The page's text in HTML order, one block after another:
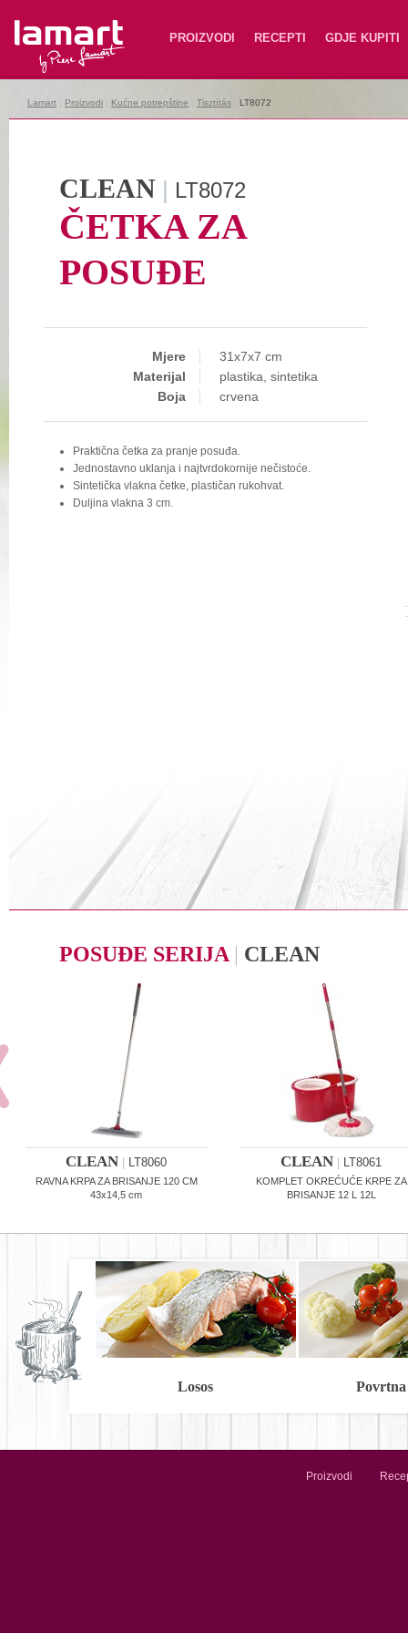
Lamart PROIZVODI RECEPTI GDJE KUPITI
Lamart Proizvodi Kućne potrepštine Tisztítás LT8072
CLEAN | LT8072
ČETKA ZA
POSUĐE
Mjere
31x7x7 cm
Materijal
plastika, sintetika
Boja
crvena
Praktična četka za pranje posuđa.
Jednostavno uklanja i najtvrdokornije nečistoće.
Sintetička vlakna četke, plastičan rukohvat.
Duljina vlakna 3 cm.
POSUĐE SERIJA | CLEAN
CLEAN LT8060
RAVNA KRPA ZA BRISANJE 120 CM
43x14,5 cm
CLEAN LT8061
KOMPLET OKREĆUĆE KRPE ZA
BRISANJE 12 L 12L
Losos
Proizvodi